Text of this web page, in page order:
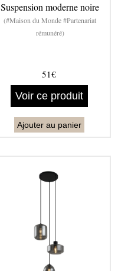
Suspension moderne noire
(#Maison du Monde #Partenariat
rémunéré)
51€
Voir ce produit
Ajouter au panier